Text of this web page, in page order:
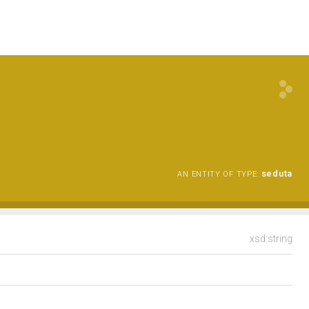
AN ENTITY OF TYPE: seduta
xsd:string